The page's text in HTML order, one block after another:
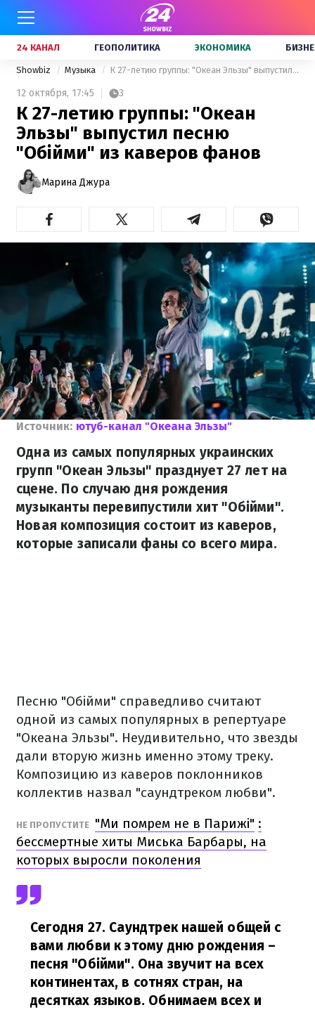
24 КАНАЛ ГЕОПОЛИТИКА ЭКОНОМИКА
Showbiz Музыка К 27-летию группы: "Океан Эльзы" выпустил песню "Обійми" из каверов фанов
12 октября, 17:45 3
К 27-летию группы: "Океан
Эльзы" выпустил песню
"Обійми" из каверов фанов
Марина Джура
Источник: ютуб-канал "Океана Эльзы"
Одна из самых популярных украинских
групп "Океан Эльзы" празднует 27 лет на
сцене. По случаю дня рождения
музыканты перевипустили хит "Обійми".
Новая композиция состоит из каверов,
которые записали фаны со всего мира.
Песню "Обійми" справедливо считают
одной из самых популярных в репертуаре
"Океана Эльзы". Неудивительно, что звезды
дали вторую жизнь именно этому треку.
Композицию из каверов поклонников
коллектив назвал "саундтреком любви".
НЕ ПРОПУСТИТЕ "Ми помрем не в Парижі" :
бессмертные хиты Миська Барбары, на
которых выросли поколения
Сегодня 27. Саундтрек нашей общей с
вами любви к этому дню рождения –
песня "Обійми". Она звучит на всех
континентах, в сотнях стран, на
десятках языков. Обнимаем всех и